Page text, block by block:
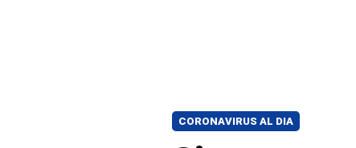
CORONAVIRUS AL DIA